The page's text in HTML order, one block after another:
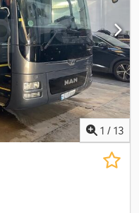
Mikrofon, Hebe- und
Fussrasten, Vorhänge,
2x Dachluken,
Fahrersitz Grammer 3-
Fahrer-Fensterheber
und beheizbar,
Hgmjb Uor
1 / 13